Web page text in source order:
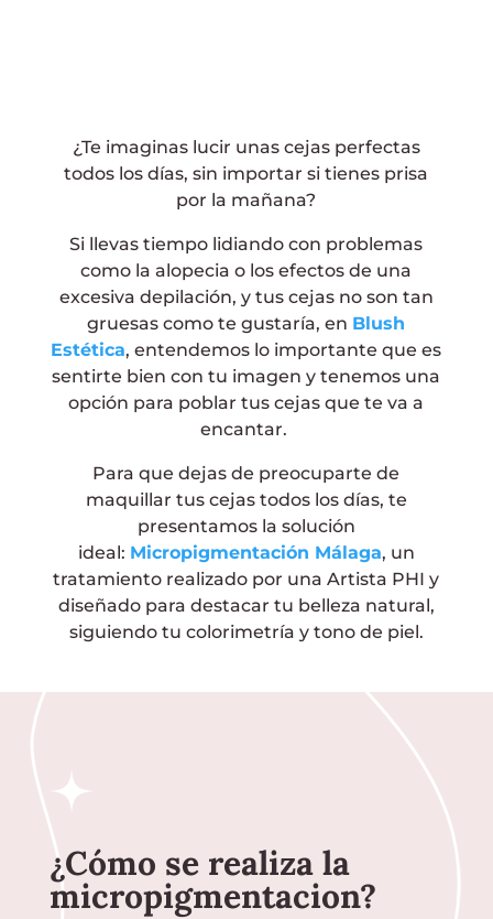
¿Te imaginas lucir unas cejas perfectas
todos los días, sin importar si tienes prisa
por la mañana?
Si llevas tiempo lidiando con problemas
como la alopecia o los efectos de una
excesiva depilación, y tus cejas no son tan
gruesas como te gustaría, en Blush
Estética, entendemos lo importante que es
sentirte bien con tu imagen y tenemos una
opción para poblar tus cejas que te va a
encantar.
Para que dejas de preocuparte de
maquillar tus cejas todos los días, te
presentamos la solución
ideal: Micropigmentación Málaga, un
tratamiento realizado por una Artista PHI y
diseñado para destacar tu belleza natural,
siguiendo tu colorimetría y tono de piel.
¿Cómo se realiza la
micropigmentacion?